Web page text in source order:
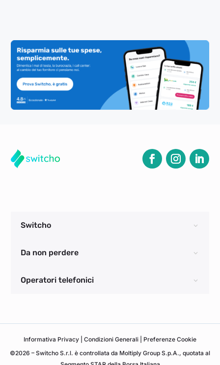
Switcho
Da non perdere
Operatori telefonici
Informativa Privacy Condizioni Generali
Preferenze Cookie
©2026 – Switcho S.r.l. è controllata da Moltiply Group S.p.A., quotata al